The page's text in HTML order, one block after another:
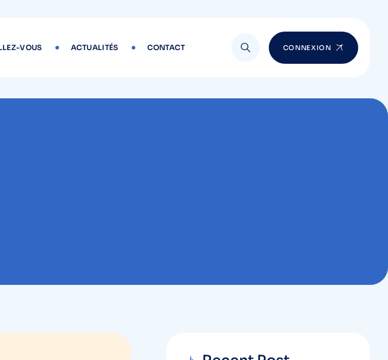
VOUS ACTUALITÉS CONTACT CONNEXION